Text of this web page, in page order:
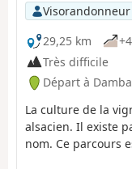
Visorandonneur
29,25 km
Très difficile
Départ à
La culture de la
alsacien. Il existe
nom. Ce parcours